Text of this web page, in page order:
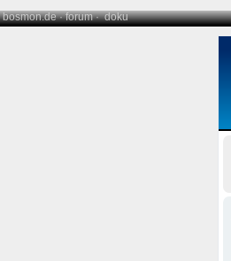
bosmon.de·forum·doku